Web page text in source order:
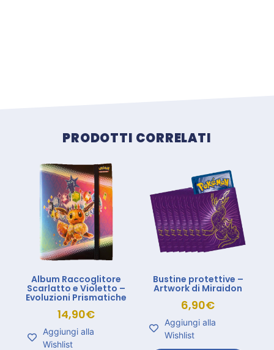
PRODOTTI CORRELATI
Album Raccoglitore
Scarlatto e Violetto –
Evoluzioni Prismatiche
14,90€
Aggiungi alla
Wishlist
Bustine protettive –
Artwork di Miraidon
6,90€
Aggiungi alla
Wishlist